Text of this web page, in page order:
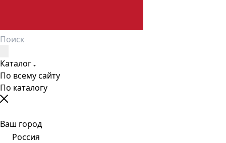
Каталог
По всему сайту
По каталогу
Ваш город
Россия